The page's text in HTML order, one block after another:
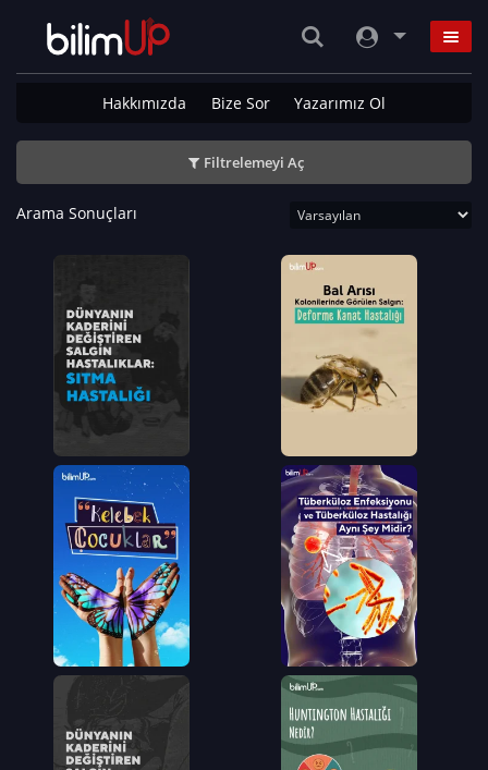
Hakkımızda Bize Sor Yazarımız Ol
Filtrelemeyi Aç
Arama Sonuçları